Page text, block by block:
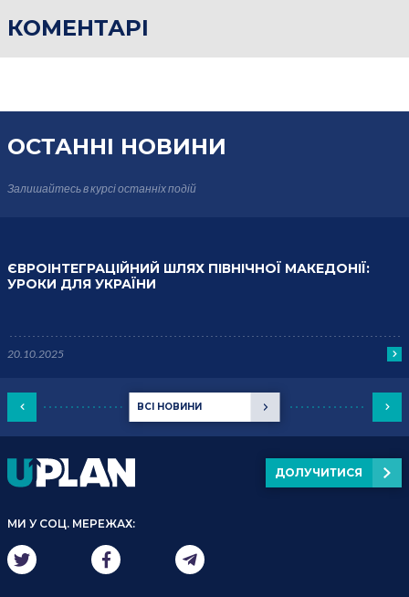
КОМЕНТАРІ
ОСТАННІ НОВИНИ
Залишайтесь в курсіостанніх подій
ВСІ НОВИНИ
ЄВРОІНТЕГРАЦІЙНИЙ ШЛЯХ ПІВНІЧНОЇ МАКЕДОНІЇ:
УРОКИ ДЛЯ УКРАЇНИ
20.10.2025
МИ У СОЦ. МЕРЕЖАХ:
ДОЛУЧИТИСЯ